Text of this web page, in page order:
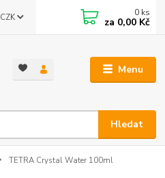
Menu
CZK
Hledat
0 ks
za 0,00 Kč
TETRA Crystal Water 100ml